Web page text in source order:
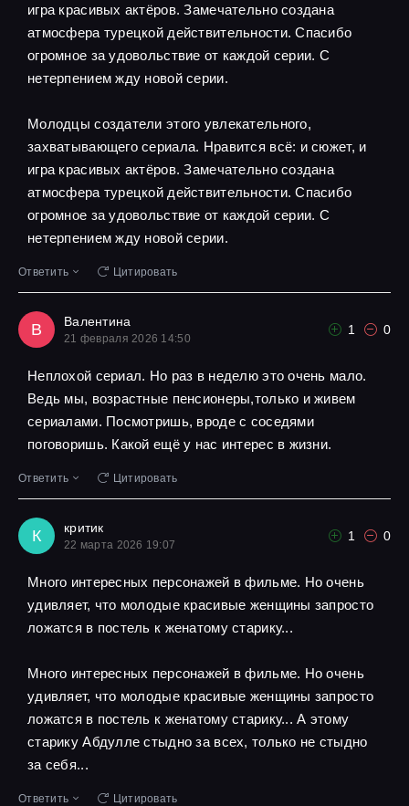
игра красивых актёров. Замечательно создана
атмосфера турецкой действительности. Спасибо
огромное за удовольствие от каждой серии. С
нетерпением жду новой серии.
Молодцы создатели этого увлекательного,
захватывающего сериала. Нравится всё: и сюжет, и
игра красивых актёров. Замечательно создана
атмосфера турецкой действительности. Спасибо
огромное за удовольствие от каждой серии. С
нетерпением жду новой серии.
Ответить Цитировать
В Валентина
21 февраля 2026 14:50
1 0
Неплохой сериал. Но раз в неделю это очень мало.
Ведь мы, возрастные пенсионеры,только и живем
сериалами. Посмотришь, вроде с соседями
поговоришь. Какой ещё у нас интерес в жизни.
Ответить Цитировать
К критик
22 марта 2026 19:07
1 0
Много интересных персонажей в фильме. Но очень
удивляет, что молодые красивые женщины запросто
ложатся в постель к женатому старику...
Много интересных персонажей в фильме. Но очень
удивляет, что молодые красивые женщины запросто
ложатся в постель к женатому старику... А этому
старику Абдулле стыдно за всех, только не стыдно
за себя...
Ответить Цитировать